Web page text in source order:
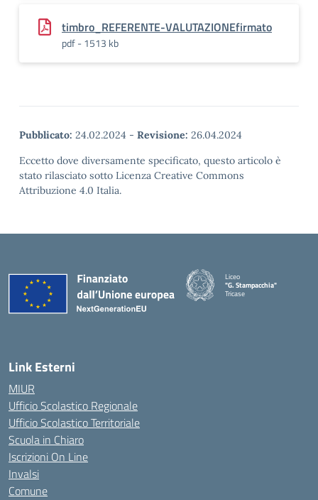
timbro_REFERENTE-VALUTAZIONEfirmato
pdf - 1513 kb
Pubblicato: 24.02.2024 - Revisione: 26.04.2024
Eccetto dove diversamente specificato, questo articolo è
stato rilasciato sotto Licenza Creative Commons
Attribuzione 4.0 Italia.
Liceo
"G. Stampacchia"
Tricase
Link Esterni
MIUR
Ufficio Scolastico Regionale
Ufficio Scolastico Territoriale
Scuola in Chiaro
Iscrizioni On Line
Invalsi
Comune